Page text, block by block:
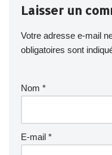
Laisser un
Votre adresse e-mail
obligatoires sont
Nom *
E-mail *